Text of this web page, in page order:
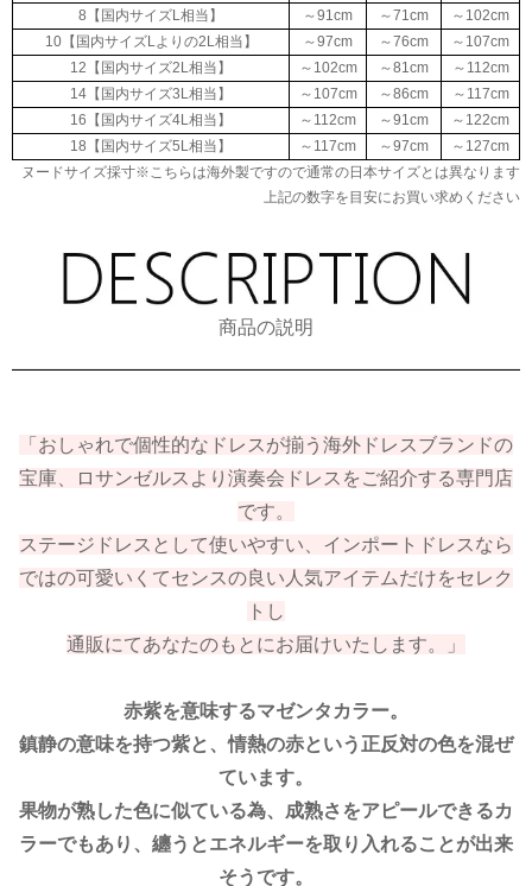
8【国内サイズL相当】
～91cm ～71cm
～102cm
10【国内サイズLよりの2L相当】
～97cm ～76cm
～107cm
12【国内サイズ2L相当】
～102cm ～81cm
～112cm
14【国内サイズ3L相当】
～107cm ～86cm
～117cm
16【国内サイズ4L相当】
～112cm ～91cm
～122cm
18【国内サイズ5L相当】
～117cm ～97cm
～127cm
ヌードサイズ採寸※こちらは海外製ですので通常の日本サイズとは異なります
上記の数字を目安にお買い求めください
商品の説明
「おしゃれで個性的なドレスが揃う海外ドレスブランドの
宝庫、ロサンゼルスより演奏会ドレスをご紹介する専門店
です。
ステージドレスとして使いやすい、インポートドレスなら
ではの可愛いくてセンスの良い人気アイテムだけをセレク
トし
通販にてあなたのもとにお届けいたします。」
赤紫を意味するマゼンタカラー。
鎮静の意味を持つ紫と、情熱の赤という正反対の色を混ぜ
ています。
果物が熟した色に似ている為、成熟さをアピールできるカ
ラーでもあり、纏うとエネルギーを取り入れることが出来
そうです。